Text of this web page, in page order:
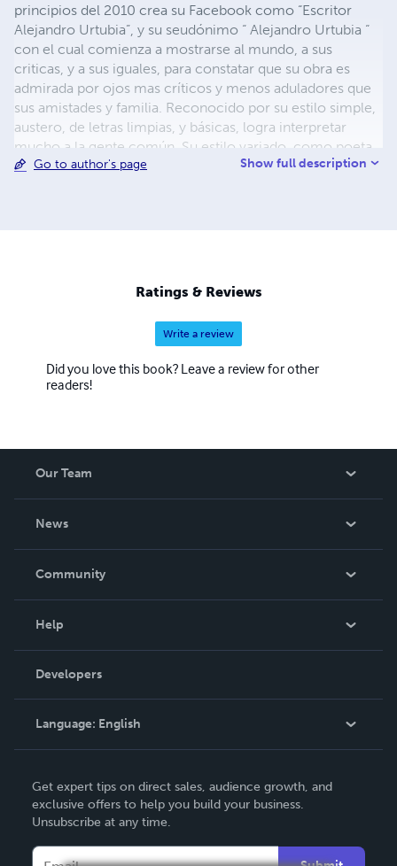
principios del 2010 crea su Facebook como “Escritor
Alejandro Urtubia”, y su seudónimo “ Alejandro Urtubia “
con el cual comienza a mostrarse al mundo, a sus
criticas, y a sus iguales, para constatar que su obra es
admirada por ojos mas críticos y menos aduladores que
sus amistades y familia. Reconocido por su estilo simple,
austero, de letras limpias, y básicas, logra interpretar
mucho a la gente común. Su estilo variado, como poeta
romántico, que pasa también por el erotismo y la
Go to author's page Show full description
Ratings & Reviews
Write a review
Did you love this book? Leave a review for other
readers!
Our Team
News
In The News
Community
Podcast
Help
Order Lookup
Knowledge Base
Contact Support
Developers
Language: English
Deutsch
Français
Get expert tips on direct sales, audience growth, and
exclusive offers to help you build your business.
Unsubscribe at any time.